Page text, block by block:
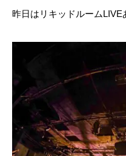
昨日はリキッドルームLIVE